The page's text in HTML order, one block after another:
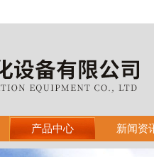
产品中心 新闻资